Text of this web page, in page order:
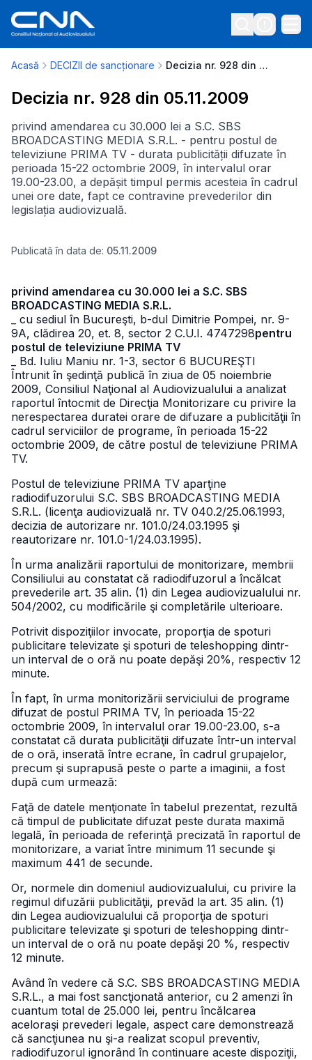
Acasă DECIZII de sancționare Decizia nr. 928 din 05.11.2009
Decizia nr. 928 din 05.11.2009
privind amendarea cu 30.000 lei a S.C. SBS
BROADCASTING MEDIA S.R.L. - pentru postul de
televiziune PRIMA TV - durata publicității difuzate în
perioada 15-22 octombrie 2009, în intervalul orar
19.00-23.00, a depășit timpul permis acesteia în cadrul
unei ore date, fapt ce contravine prevederilor din
legislația audiovizuală.
Publicată în data de: 05.11.2009
privind amendarea cu 30.000 lei a S.C. SBS
BROADCASTING MEDIA S.R.L.
_ cu sediul în Bucureşti, b-dul Dimitrie Pompei, nr. 9-
9A, clădirea 20, et. 8, sector 2 C.U.I. 4747298pentru
postul de televiziune PRIMA TV
_ Bd. Iuliu Maniu nr. 1-3, sector 6 BUCUREŞTI
Întrunit în şedinţă publică în ziua de 05 noiembrie
2009, Consiliul Naţional al Audiovizualului a analizat
raportul întocmit de Direcţia Monitorizare cu privire la
nerespectarea duratei orare de difuzare a publicităţii în
cadrul serviciilor de programe, în perioada 15-22
octombrie 2009, de către postul de televiziune PRIMA
TV.
Postul de televiziune PRIMA TV aparţine
radiodifuzorului S.C. SBS BROADCASTING MEDIA
S.R.L. (licenţa audiovizuală nr. TV 040.2/25.06.1993,
decizia de autorizare nr. 101.0/24.03.1995 şi
reautorizare nr. 101.0-1/24.03.1995).
În urma analizării raportului de monitorizare, membrii
Consiliului au constatat că radiodifuzorul a încălcat
prevederile art. 35 alin. (1) din Legea audiovizualului nr.
504/2002, cu modificările şi completările ulterioare.
Potrivit dispoziţiilor invocate, proporţia de spoturi
publicitare televizate şi spoturi de teleshopping dintr-
un interval de o oră nu poate depăşi 20%, respectiv 12
minute.
În fapt, în urma monitorizării serviciului de programe
difuzat de postul PRIMA TV, în perioada 15-22
octombrie 2009, în intervalul orar 19.00-23.00, s-a
constatat că durata publicităţii difuzate într-un interval
de o oră, inserată între ecrane, în cadrul grupajelor,
precum şi suprapusă peste o parte a imaginii, a fost
după cum urmează:
Faţă de datele menţionate în tabelul prezentat, rezultă
că timpul de publicitate difuzat peste durata maximă
legală, în perioada de referinţă precizată în raportul de
monitorizare, a variat între minimum 11 secunde şi
maximum 441 de secunde.
Or, normele din domeniul audiovizualului, cu privire la
regimul difuzării publicităţii, prevăd la art. 35 alin. (1)
din Legea audiovizualului că proporţia de spoturi
publicitare televizate şi spoturi de teleshopping dintr-
un interval de o oră nu poate depăşi 20 %, respectiv
12 minute.
Având în vedere că S.C. SBS BROADCASTING MEDIA
S.R.L., a mai fost sancţionată anterior, cu 2 amenzi în
cuantum total de 25.000 lei, pentru încălcarea
aceloraşi prevederi legale, aspect care demonstrează
că sancţiunea nu şi-a realizat scopul preventiv,
radiodifuzorul ignorând în continuare aceste dispoziţii,